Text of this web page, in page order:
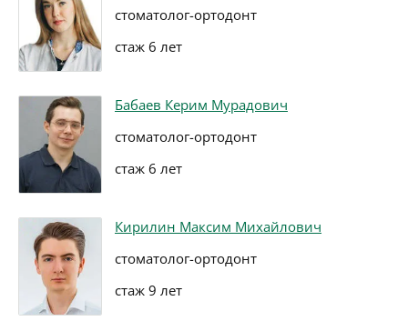
стоматолог-ортодонт
стаж 6 лет
Бабаев Керим Мурадович
стоматолог-ортодонт
стаж 6 лет
Кирилин Максим Михайлович
стоматолог-ортодонт
стаж 9 лет